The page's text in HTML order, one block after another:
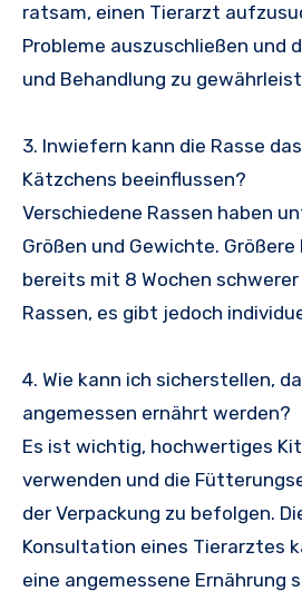
ratsam, einen Tierarzt
Probleme auszuschließen und
und Behandlung zu
3. Inwiefern kann die Rasse
Kätzchens beeinflussen?
Verschiedene Rassen haben
Größen und Gewichte. Größere
bereits mit 8 Wochen
Rassen, es gibt jedoch
4. Wie kann ich sicherstellen,
angemessen ernährt werden?
Es ist wichtig, hochwertiges
verwenden und die
der Verpackung zu befolgen.
Konsultation eines Tierarztes
eine angemessene Ernährung